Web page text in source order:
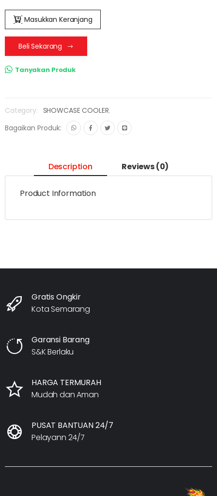
Masukkan Keranjang
Beli Sekarang
Tanyakan Produk
Category: SHOWCASE COOLER,
Bagaikan Produk:
Description Reviews (0)
Product Information
Gratis Ongkir
Kota Semarang
Garansi Barang
S&K Berlaku
HARGA TERMURAH
Mudah dan Aman
PUSAT BANTUAN 24/7
Pelayann 24/7